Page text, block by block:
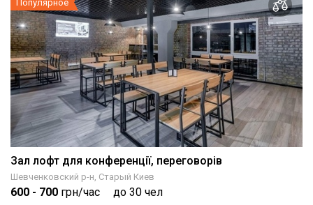
Популярное
Зал лофт для конференції, переговорів
Шевченковский р-н, Старый Киев
600 - 700 грн/час до 30 чел